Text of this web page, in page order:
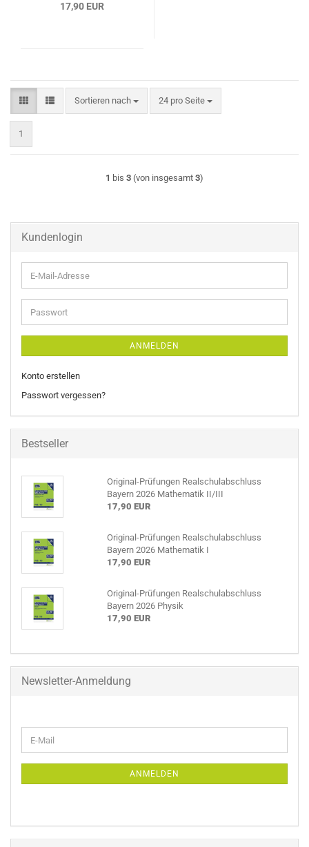
17,90 EUR
Sortieren nach
Sortieren nach 24 pro Seite
pro Seite
1
1 bis 3 (von insgesamt 3)
Kundenlogin
E-
Mail-
Adresse
Passwort
ANMELDEN
Konto erstellen
Passwort vergessen?
Bestseller
Original-Prüfungen Realschulabschluss
Bayern 2026 Mathematik II/III
17,90 EUR
Original-Prüfungen Realschulabschluss
Bayern 2026 Mathematik I
17,90 EUR
Original-Prüfungen Realschulabschluss
Bayern 2026 Physik
17,90 EUR
Newsletter-Anmeldung
ZUR
E-
Mail
ANMELDEN